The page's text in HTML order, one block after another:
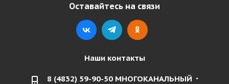
Оставайтесь на связи
Наши контакты
8 (4832) 59-90-50 МНОГОКАНАЛЬНЫЙ